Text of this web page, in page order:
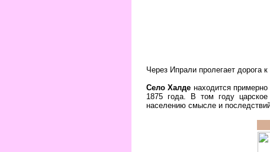
Через Ипрали пролегает дорога
Село Халде находится
1875 года. В том году
населению смысле и